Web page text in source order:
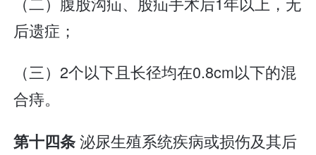
后遗症；
（三）2个以下且长径均在0.8cm以下的混
合痔。
第十四条泌尿生殖系统疾病或损伤及其后